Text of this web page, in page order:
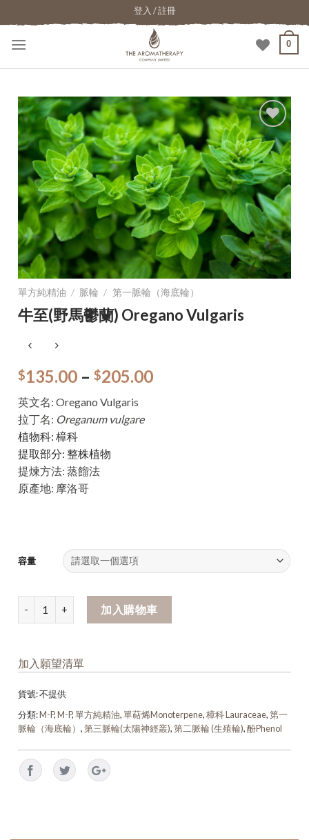
登入 / 註冊
0
加入
願望
清單
單方純精油 / 脈輪 / 第一脈輪（海底輪）
牛至(野馬鬱蘭) Oregano Vulgaris
$135.00 –$205.00
英文名: Oregano Vulgaris
拉丁名: Oreganum vulgare
植物科: 樟科
提取部分: 整株植物
提煉方法: 蒸餾法
原產地: 摩洛哥
容量
加入購物車
加入願望清單
貨號:不提供
分類:M-P,M-P,單方純精油,單萜烯Monoterpene,樟科 Lauraceae,第一
脈輪（海底輪）,第三脈輪(太陽神經叢),第二脈輪 (生殖輪),酚Phenol